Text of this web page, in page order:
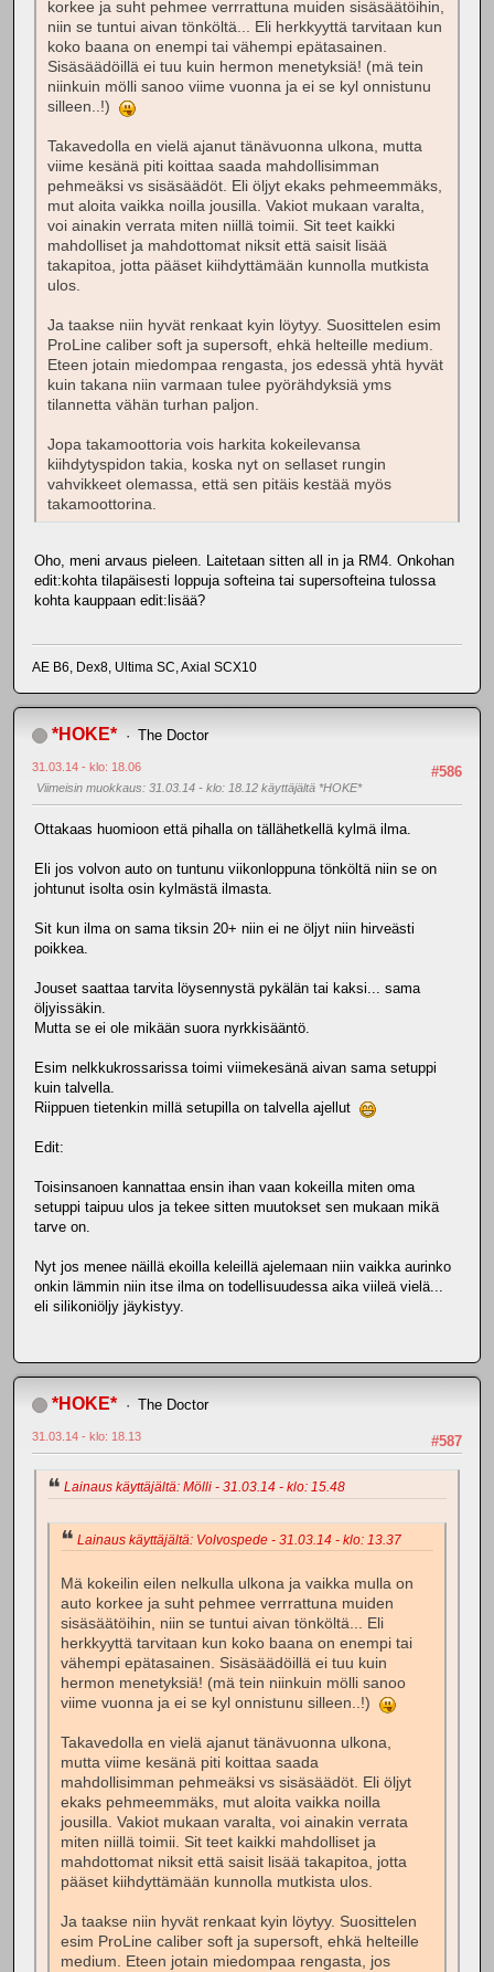
korkee ja suht pehmee verrrattuna muiden sisäsäätöihin,
niin se tuntui aivan tönköltä... Eli herkkyyttä tarvitaan kun
koko baana on enempi tai vähempi epätasainen.
Sisäsäädöillä ei tuu kuin hermon menetyksiä! (mä tein
niinkuin mölli sanoo viime vuonna ja ei se kyl onnistunu
silleen..!)
Takavedolla en vielä ajanut tänävuonna ulkona, mutta
viime kesänä piti koittaa saada mahdollisimman
pehmeäksi vs sisäsäädöt. Eli öljyt ekaks pehmeemmäks,
mut aloita vaikka noilla jousilla. Vakiot mukaan varalta,
voi ainakin verrata miten niillä toimii. Sit teet kaikki
mahdolliset ja mahdottomat niksit että saisit lisää
takapitoa, jotta pääset kiihdyttämään kunnolla mutkista
ulos.
Ja taakse niin hyvät renkaat kyin löytyy. Suosittelen esim
ProLine caliber soft ja supersoft, ehkä helteille medium.
Eteen jotain miedompaa rengasta, jos edessä yhtä hyvät
kuin takana niin varmaan tulee pyörähdyksiä yms
tilannetta vähän turhan paljon.
Jopa takamoottoria vois harkita kokeilevansa
kiihdytyspidon takia, koska nyt on sellaset rungin
vahvikkeet olemassa, että sen pitäis kestää myös
takamoottorina.
Oho, meni arvaus pieleen. Laitetaan sitten all in ja RM4. Onkohan
edit:kohta tilapäisesti loppuja softeina tai supersofteina tulossa
kohta kauppaan edit:lisää?
AE B6, Dex8, Ultima SC, Axial SCX10
*HOKE* The Doctor
#586
31.03.14 - klo: 18.06
Viimeisin muokkaus: 31.03.14 - klo: 18.12 käyttäjältä *HOKE*
Ottakaas huomioon että pihalla on tällähetkellä kylmä ilma.
Eli jos volvon auto on tuntunu viikonloppuna tönköltä niin se on
johtunut isolta osin kylmästä ilmasta.
Sit kun ilma on sama tiksin 20+ niin ei ne öljyt niin hirveästi
poikkea.
Jouset saattaa tarvita löysennystä pykälän tai kaksi... sama
öljyissäkin.
Mutta se ei ole mikään suora nyrkkisääntö.
Esim nelkkukrossarissa toimi viimekesänä aivan sama setuppi
kuin talvella.
Riippuen tietenkin millä setupilla on talvella ajellut
Edit:
Toisinsanoen kannattaa ensin ihan vaan kokeilla miten oma
setuppi taipuu ulos ja tekee sitten muutokset sen mukaan mikä
tarve on.
Nyt jos menee näillä ekoilla keleillä ajelemaan niin vaikka aurinko
onkin lämmin niin itse ilma on todellisuudessa aika viileä vielä...
eli silikoniöljy jäykistyy.
*HOKE* The Doctor
#587
31.03.14 - klo: 18.13
Lainaus käyttäjältä: Mölli - 31.03.14 - klo: 15.48
Lainaus käyttäjältä: Volvospede - 31.03.14 - klo: 13.37
Mä kokeilin eilen nelkulla ulkona ja vaikka mulla on
auto korkee ja suht pehmee verrrattuna muiden
sisäsäätöihin, niin se tuntui aivan tönköltä... Eli
herkkyyttä tarvitaan kun koko baana on enempi tai
vähempi epätasainen. Sisäsäädöillä ei tuu kuin
hermon menetyksiä! (mä tein niinkuin mölli sanoo
viime vuonna ja ei se kyl onnistunu silleen..!)
Takavedolla en vielä ajanut tänävuonna ulkona,
mutta viime kesänä piti koittaa saada
mahdollisimman pehmeäksi vs sisäsäädöt. Eli öljyt
ekaks pehmeemmäks, mut aloita vaikka noilla
jousilla. Vakiot mukaan varalta, voi ainakin verrata
miten niillä toimii. Sit teet kaikki mahdolliset ja
mahdottomat niksit että saisit lisää takapitoa, jotta
pääset kiihdyttämään kunnolla mutkista ulos.
Ja taakse niin hyvät renkaat kyin löytyy. Suosittelen
esim ProLine caliber soft ja supersoft, ehkä helteille
medium. Eteen jotain miedompaa rengasta, jos